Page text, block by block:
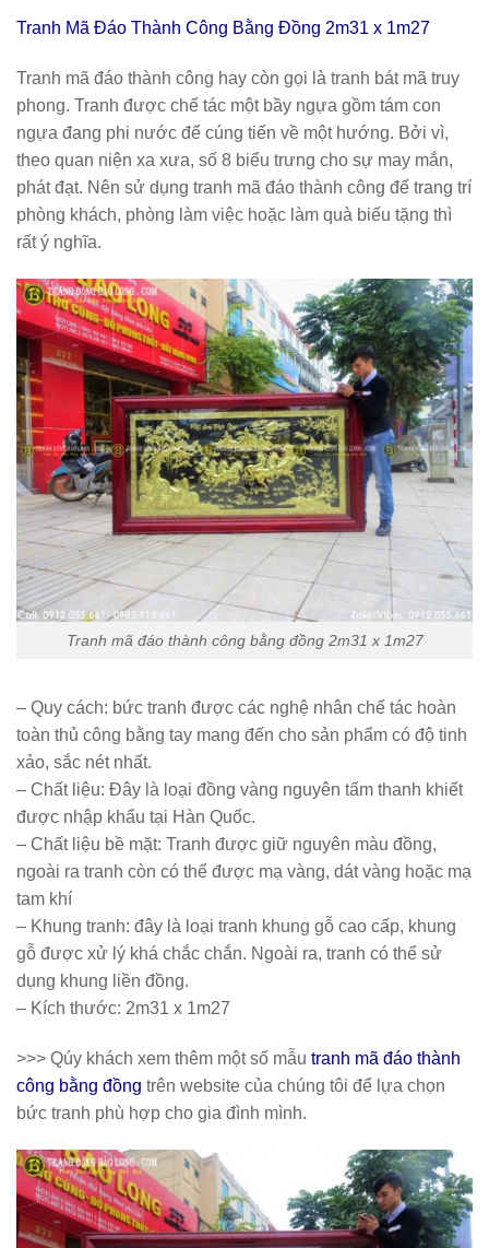
Tranh Mã Đáo Thành Công Bằng Đồng 2m31 x 1m27
Tranh mã đáo thành công hay còn gọi là tranh bát mã truy
phong. Tranh được chế tác một bầy ngựa gồm tám con
ngựa đang phi nước để cúng tiến về một hướng. Bởi vì,
theo quan niện xa xưa, số 8 biểu trưng cho sự may mắn,
phát đạt. Nên sử dụng tranh mã đáo thành công để trang trí
phòng khách, phòng làm việc hoặc làm quà biếu tặng thì
rất ý nghĩa.
Tranh mã đáo thành công bằng đồng 2m31 x 1m27
– Quy cách: bức tranh được các nghệ nhân chế tác hoàn
toàn thủ công bằng tay mang đến cho sản phẩm có độ tinh
xảo, sắc nét nhất.
– Chất liệu: Đây là loại đồng vàng nguyên tấm thanh khiết
được nhập khẩu tại Hàn Quốc.
– Chất liệu bề mặt: Tranh được giữ nguyên màu đồng,
ngoài ra tranh còn có thể được mạ vàng, dát vàng hoặc mạ
tam khí
– Khung tranh: đây là loại tranh khung gỗ cao cấp, khung
gỗ được xử lý khá chắc chắn. Ngoài ra, tranh có thể sử
dụng khung liền đồng.
– Kích thước: 2m31 x 1m27
>>> Qúy khách xem thêm một số mẫu tranh mã đáo thành
công bằng đồng trên website của chúng tôi để lựa chọn
bức tranh phù hợp cho gia đình mình.